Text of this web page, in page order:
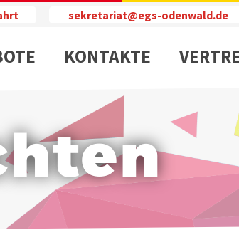
sekretariat@egs-odenwald.de
KONTAKTE